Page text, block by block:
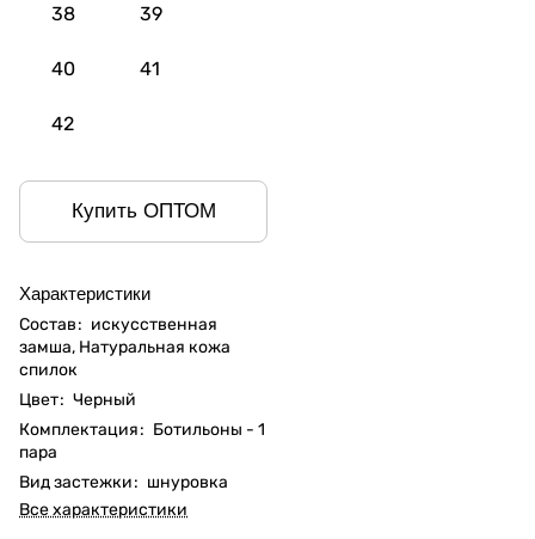
38 39
40 41
42
Купить ОПТОМ
Характеристики
Состав: искусственная
замша, Натуральная кожа
спилок
Цвет: Черный
Комплектация: Ботильоны - 1
пара
Вид застежки: шнуровка
Все характеристики